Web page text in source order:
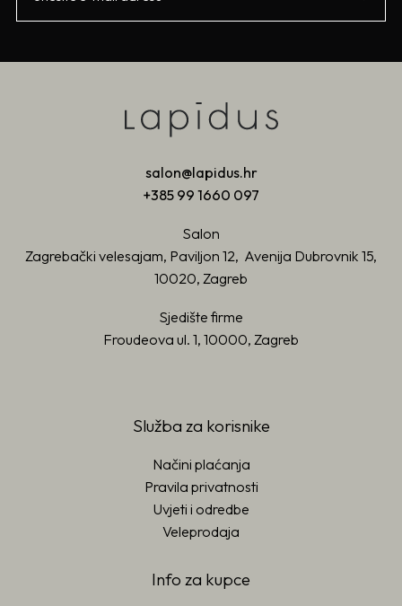
salon@lapidus.hr
+385 99 1660 097
Salon
Zagrebački velesajam, Paviljon 12, Avenija Dubrovnik 15,
10020, Zagreb
Sjedište firme
Froudeova ul. 1, 10000, Zagreb
Služba za korisnike
Načini plaćanja
Pravila privatnosti
Uvjeti i odredbe
Veleprodaja
Info za kupce